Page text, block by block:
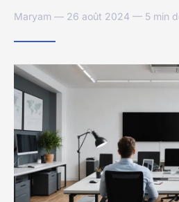
Maryam — 26 août 2024 — 5 min